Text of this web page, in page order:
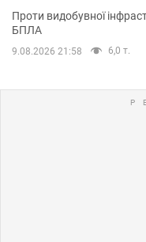
Проти видобувної
БПЛА
9.08.2026 21:58 6,0 т.